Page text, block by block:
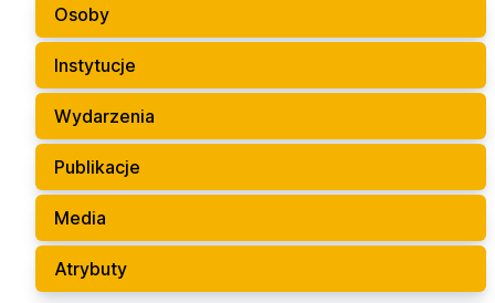
Osoby
Instytucje
Wydarzenia
Publikacje
Media
Atrybuty